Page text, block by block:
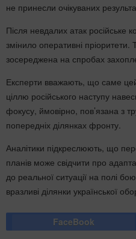
не принесли очікуваних
Після невдалих атак російське
змінило оперативні
зосереджена на спробах
Експерти вважають, що саме
ціллю російського наступу
фокусу, ймовірно, пов’язана з
попередніх ділянках фронту.
Аналітики підкреслюють, що
планів може свідчити про
до реальної ситуації на полі
вразливі ділянки української
FaceBook